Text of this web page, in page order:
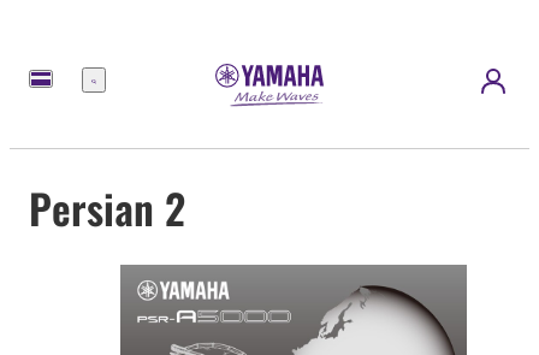
Menu
Persian 2